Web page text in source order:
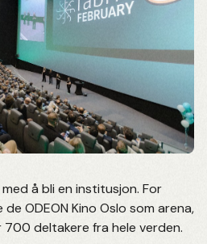
å bli en institusjon. For
ODEON Kino Oslo som arena,
deltakere fra hele verden.